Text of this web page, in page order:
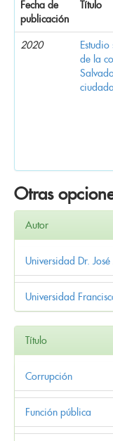
Fecha de
publicación
Título
2020
de la
Otras
Autor
Universidad Dr.
Universidad
Título
Corrupción
Función pública